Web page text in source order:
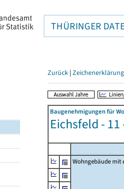
THÜRINGER
Zurück |
Baugenehmigungen für
Eichsfeld -
Wohngebäude mit